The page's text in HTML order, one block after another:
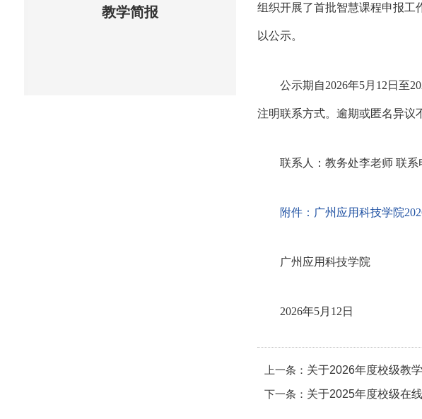
教学简报 组织开展了首批智慧课程申报工
以公示。
公示期自2026年5月12日至
注明联系方式。逾期或匿名异议
联系人：教务处李老师 联系
附件：广州应用科技学院
广州应用科技学院
2026年5月12日
上一条： 关于2026年度校级教
下一条： 关于2025年度校级在